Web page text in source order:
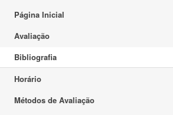
Página Inicial
Avaliação
Bibliografia
Horário
Métodos de Avaliação